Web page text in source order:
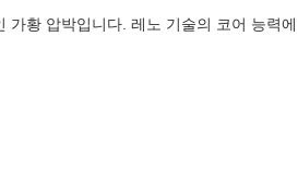
가황 압박입니다. 레노 기술의 코어 능력에